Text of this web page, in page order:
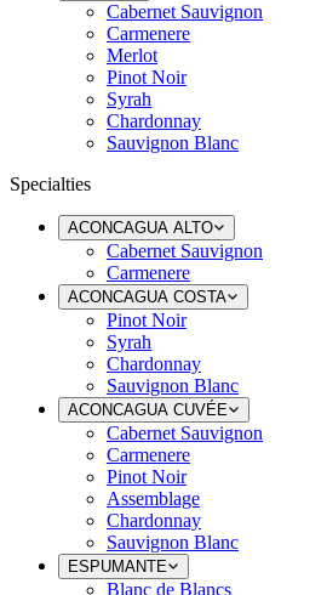
Cabernet Sauvignon
Carmenere
Merlot
Pinot Noir
Syrah
Chardonnay
Sauvignon Blanc
Specialties
ACONCAGUA ALTO
Cabernet Sauvignon
Carmenere
ACONCAGUA COSTA
Pinot Noir
Syrah
Chardonnay
Sauvignon Blanc
ACONCAGUA CUVÉE
Cabernet Sauvignon
Carmenere
Pinot Noir
Assemblage
Chardonnay
Sauvignon Blanc
ESPUMANTE
Blanc de Blancs